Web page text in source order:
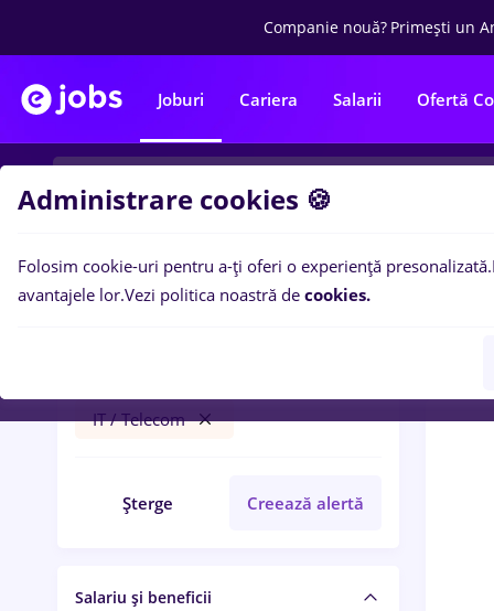
Companie nouă? Primești un
Joburi Cariera Salarii Ofertă
Filtre
IT / Telecom
Șterge Creează alertă
Salariu și beneficii
0
Administrare cookies 🍪
Folosim cookie-uri pentru a-ți oferi o experiență presonalizată.
avantajele lor.Vezi politica noastră de cookies.